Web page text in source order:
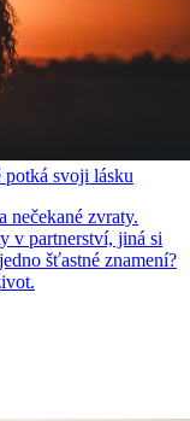
potká svoji lásku
nečekané zvraty.
v partnerství, jiná si
šťastné znamení?